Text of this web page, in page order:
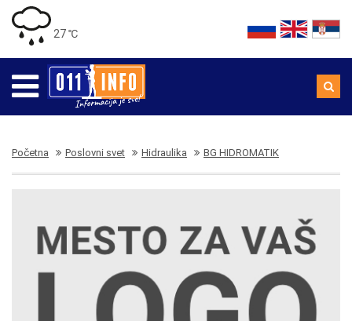
27 ℃
Početna Poslovni svet Hidraulika BG HIDROMATIK